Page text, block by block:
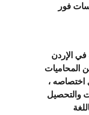
فور
الإردن
المحاميات
اختصاصه ،
والتحصيل